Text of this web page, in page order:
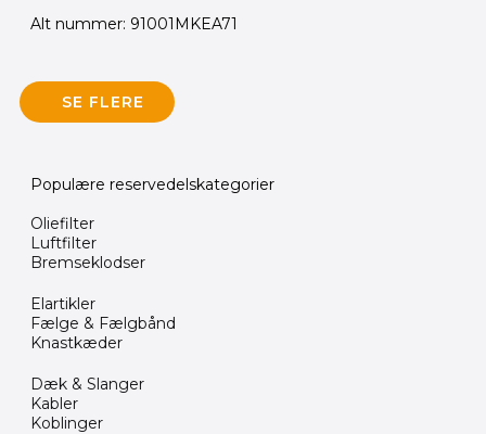
Alt nummer: 91001MKEA71
SE FLERE
Populære reservedelskategorier
Oliefilter
Luftfilter
Bremseklodser
Elartikler
Fælge & Fælgbånd
Knastkæder
Dæk & Slanger
Kabler
Koblinger